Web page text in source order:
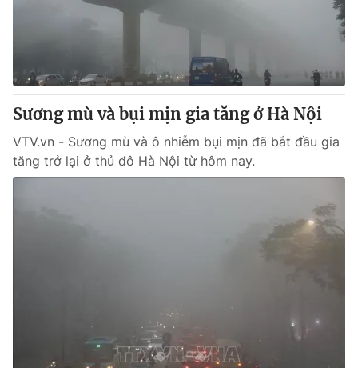
Cơ quan chủ quản:Đài Truyền hình Việt Nam
Giấy phép hoạt động báo in và báo điện tử số 483/GP-BTTTT
cấp ngày 29/12/2023
Tổng Biên tập:Vũ Thanh Thủy
Phó Tổng Biên tập: Nguyễn Thị Mỹ Hạnh, Phạm Quốc Thắng,
Tổng đài VTV:024.38 355 931 - 024.38 355 932
Ðiện thoại Thời báo VTV:024.66 897 897
Sương mù và bụi mịn gia tăng ở Hà Nội
VTV.vn - Sương mù và ô nhiễm bụi mịn đã bắt đầu gia
tăng trở lại ở thủ đô Hà Nội từ hôm nay.